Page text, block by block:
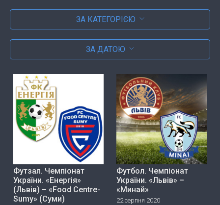
ЗА КАТЕГОРІЄЮ
ЗА ДАТОЮ
Футзал. Чемпіонат
України. «Енергія»
(Львів) – «Food Centre-
Sumy» (Суми)
Футбол. Чемпіонат
України. «Львів» –
«Минай»
22 серпня 2020